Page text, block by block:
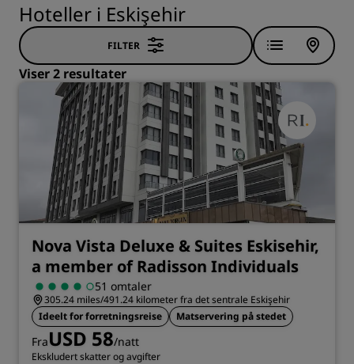
Hoteller i Eskişehir
FILTER
Viser 2 resultater
Nova Vista Deluxe & Suites Eskisehir,
a member of Radisson Individuals
51 omtaler
305.24 miles/491.24 kilometer fra det sentrale Eskişehir
Ideelt for forretningsreise
Matservering på stedet
FraUSD 58/natt
Ekskludert skatter og avgifter